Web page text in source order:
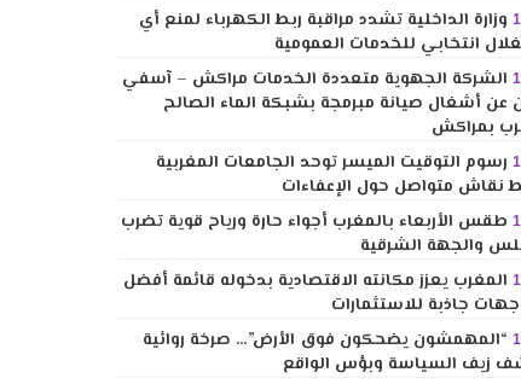
وزارة الداخلية تشدد مراقبة ربط الكهرباء لمنع أي
انتخابي للخدمات العمومية
الشركة الجهوية متعددة الخدمات مراكش – آسفي
عن أشغال صيانة مبرمجة بشبكة الماء الصالح
بمراكش
رسوم التوقيت الميسر توحد الجامعات المغربية
نقاش متواصل حول الإعفاءات
طقس الأربعاء بالمغرب أجواء حارة ورياح قوية تضرب
والجهة الشرقية
المغرب يعزز مكانته الاقتصادية بدخوله قائمة أفضل
“المهمشون يضحكون فوق الأرض”… صرخة روائية
زيف السياسة وبؤس الواقع